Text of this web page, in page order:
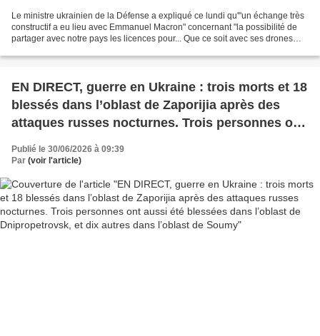
Le ministre ukrainien de la Défense a expliqué ce lundi qu'"un échange très
constructif a eu lieu avec Emmanuel Macron" concernant "la possibilité de
partager avec notre pays les licences pour... Que ce soit avec ses drones
EN DIRECT, guerre en Ukraine : trois morts et 18
blessés dans l’oblast de Zaporijia après des
attaques russes nocturnes. Trois personnes ont
aussi été blessées dans l’oblast de
Dnipropetrovsk, et dix autres dans l’oblast de
Publié le 30/06/2026 à 09:39
Par (voir l'article)